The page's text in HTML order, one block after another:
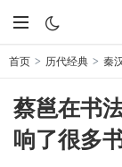
首页 > 历代经典 > 秦
蔡邕在书
响了很多